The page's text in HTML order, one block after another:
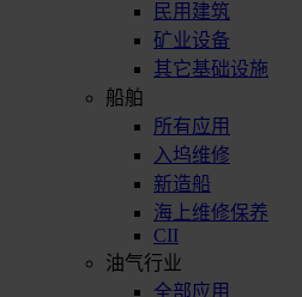
民用建筑
矿业设备
其它基础设施
船舶
所有应用
入坞维修
新造船
海上维修保养
CII
油气行业
全部应用